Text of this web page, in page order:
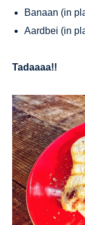
Banaan (in
Aardbei (in
Tadaaaa!!